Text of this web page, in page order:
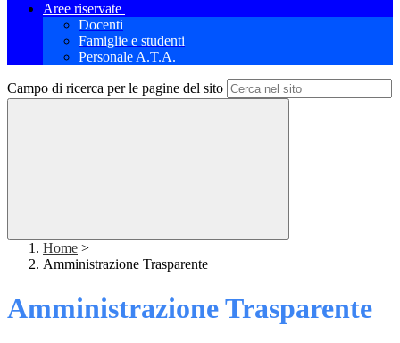
Aree riservate
Docenti
Famiglie e studenti
Personale A.T.A.
Campo di ricerca per le pagine del sito
Home >
Amministrazione Trasparente
Amministrazione Trasparente